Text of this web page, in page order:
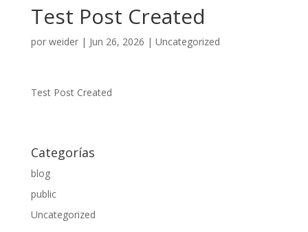
Test Post Created
por weider| Jun 26, 2026 | Uncategorized
Test Post Created
Categorías
blog
public
Uncategorized